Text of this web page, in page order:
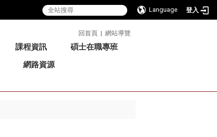
Language 登入
回首頁 | 網站導覽
課程資訊
碩士在職專班
網路資源